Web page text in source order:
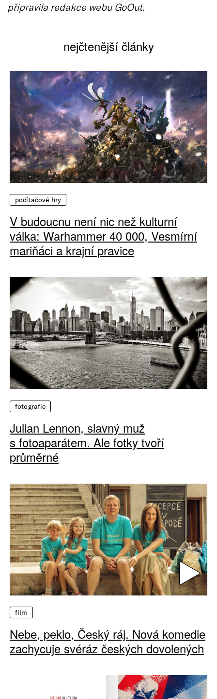
připravila redakce webu GoOut.
nejčtenější články
počítačové hry
V budoucnu není nic než kulturní
válka: Warhammer 40 000, Vesmírní
mariňáci a krajní pravice
fotografie
Julian Lennon, slavný muž
s fotoaparátem. Ale fotky tvoří
průměrné
film
Nebe, peklo, Český ráj. Nová komedie
zachycuje svéráz českých dovolených